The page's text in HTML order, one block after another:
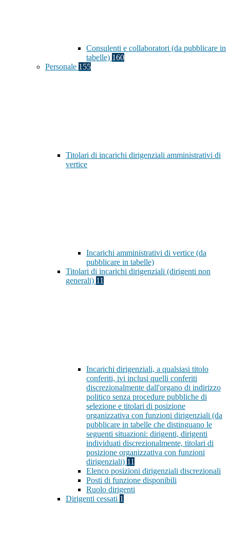
Consulenti e collaboratori (da pubblicare in
tabelle) 160
Personale 155
Titolari di incarichi dirigenziali amministrativi di
vertice
Incarichi amministrativi di vertice (da
pubblicare in tabelle)
Titolari di incarichi dirigenziali (dirigenti non
generali) 11
Incarichi dirigenziali, a qualsiasi titolo
conferiti, ivi inclusi quelli conferiti
discrezionalmente dall'organo di indirizzo
politico senza procedure pubbliche di
selezione e titolari di posizione
organizzativa con funzioni dirigenziali (da
pubblicare in tabelle che distinguano le
seguenti situazioni: dirigenti, dirigenti
individuati discrezionalmente, titolari di
posizione organizzativa con funzioni
dirigenziali) 11
Elenco posizioni dirigenziali discrezionali
Posti di funzione disponibili
Ruolo dirigenti
Dirigenti cessati 1